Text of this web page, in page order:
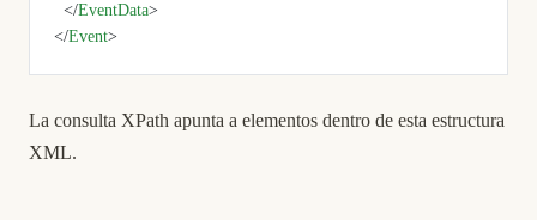
  </
EventData>
</Event>
La consulta XPath apunta a elementos dentro de esta estructura
XML.